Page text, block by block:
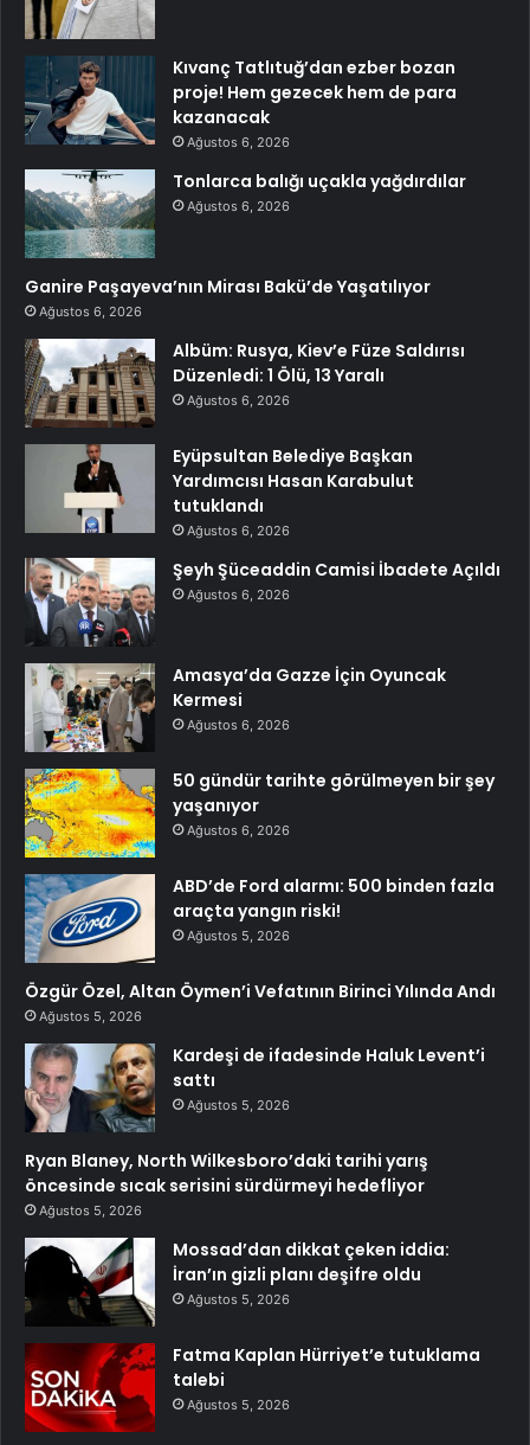
Kıvanç Tatlıtuğ’dan ezber bozan
proje! Hem gezecek hem de para
kazanacak
Ağustos 6, 2026
Tonlarca balığı uçakla yağdırdılar
Ağustos 6, 2026
Ganire Paşayeva’nın Mirası Bakü’de Yaşatılıyor
Ağustos 6, 2026
Albüm: Rusya, Kiev’e Füze Saldırısı
Düzenledi: 1 Ölü, 13 Yaralı
Ağustos 6, 2026
Eyüpsultan Belediye Başkan
Yardımcısı Hasan Karabulut
tutuklandı
Ağustos 6, 2026
Şeyh Şüceaddin Camisi İbadete Açıldı
Ağustos 6, 2026
Amasya’da Gazze İçin Oyuncak
Kermesi
Ağustos 6, 2026
50 gündür tarihte görülmeyen bir şey
yaşanıyor
Ağustos 6, 2026
ABD’de Ford alarmı: 500 binden fazla
araçta yangın riski!
Ağustos 5, 2026
Özgür Özel, Altan Öymen’i Vefatının Birinci Yılında Andı
Ağustos 5, 2026
Kardeşi de ifadesinde Haluk Levent’i
sattı
Ağustos 5, 2026
Ryan Blaney, North Wilkesboro’daki tarihi yarış
öncesinde sıcak serisini sürdürmeyi hedefliyor
Ağustos 5, 2026
Mossad’dan dikkat çeken iddia:
İran’ın gizli planı deşifre oldu
Ağustos 5, 2026
Fatma Kaplan Hürriyet’e tutuklama
talebi
Ağustos 5, 2026